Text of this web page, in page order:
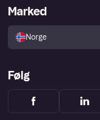
Utforsk butikker
Merchant portal
Marked
Norge
Følg